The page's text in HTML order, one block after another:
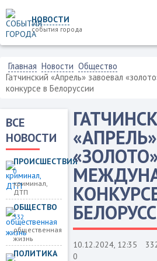
НОВОСТИ
события города
Главная Новости Общество
Гатчинский «Апрель» завоевал
конкурсе в Белоруссии
ВСЕ
НОВОСТИ
ПРОИСШЕСТВИЯ
0
криминал,
ДТП
ОБЩЕСТВО
332
общественная
жизнь
ПОЛИТИКА
10.12.2024, 12:35
0